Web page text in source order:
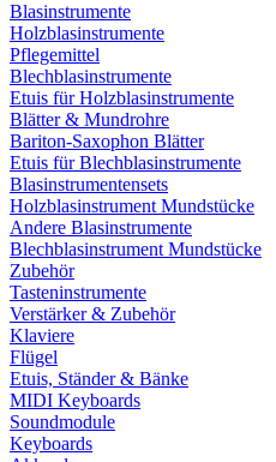
Blasinstrumente
Holzblasinstrumente
Pflegemittel
Blechblasinstrumente
Etuis für Holzblasinstrumente
Blätter & Mundrohre
Bariton-Saxophon Blätter
Etuis für Blechblasinstrumente
Blasinstrumentensets
Holzblasinstrument Mundstücke
Andere Blasinstrumente
Blechblasinstrument Mundstücke
Zubehör
Tasteninstrumente
Verstärker & Zubehör
Klaviere
Flügel
Etuis, Ständer & Bänke
MIDI Keyboards
Soundmodule
Keyboards